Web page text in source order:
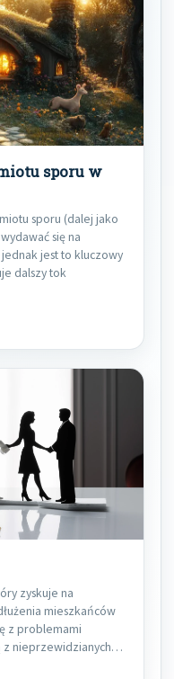
sporu w
sporu (dalej jako
się na
jest to kluczowy
dalszy tok
zyskuje na
mieszkańców
z problemami
z nieprzewidzianych